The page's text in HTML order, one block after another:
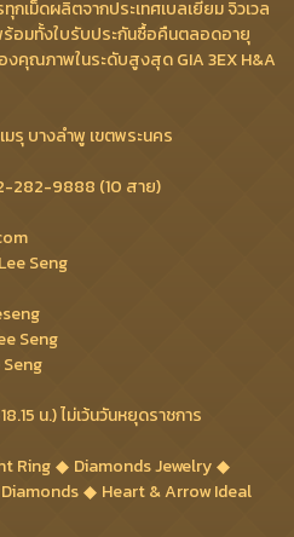
ทุกเม็ดผลิตจากประเทศเบลเยี่ยม จิวเวล
อมทั้งใบรับประกันซื้อคืนตลอดอายุ
งคุณภาพในระดับสูงสุด GIA 3EX H&A
มรุ บางลำพู เขตพระนคร
282-9888 (10 สาย)
Seng
Seng
น.) ไม่เว้นวันหยุดราชการ
Ring
Diamonds Jewelry
Heart & Arrow Ideal